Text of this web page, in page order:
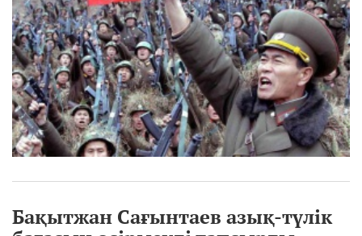
Бақытжан Сағынтаев азық-түлік